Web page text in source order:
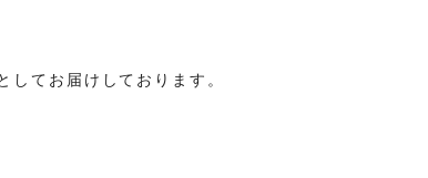
てお届けしております。